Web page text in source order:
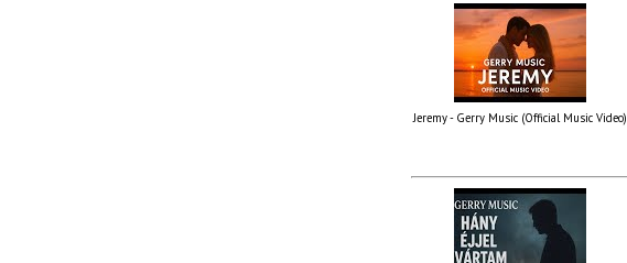
Jeremy - Gerry Music (Official Music Video)